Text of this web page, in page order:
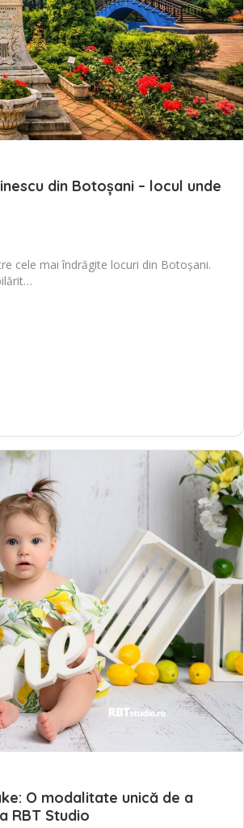
din Botoșani – locul unde
cele mai îndrăgite locuri din Botoșani.
O modalitate unică de a
RBT Studio